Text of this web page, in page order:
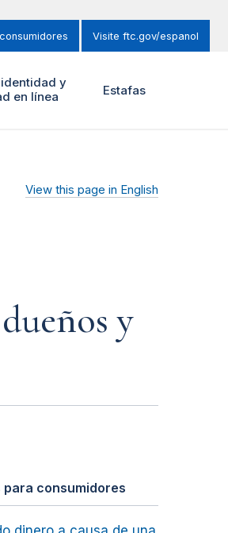
Visite ftc.gov/espanol
identidad y
en línea
Estafas
View this page in English
y
para consumidores